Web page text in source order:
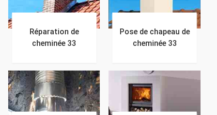
Réparation de
cheminée 33
Pose de chapeau de
cheminée 33